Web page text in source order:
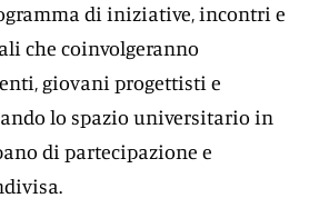
di iniziative, incontri e
che coinvolgeranno
giovani progettisti e
lo spazio universitario in
di partecipazione e